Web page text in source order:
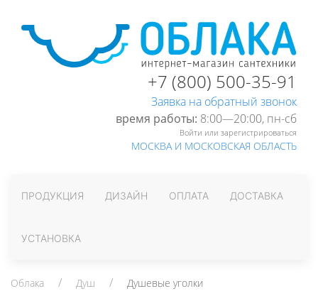
+7 (800) 500-35-91
Заявка на обратный звонок
время работы: 8:00—20:00, пн-cб
Войти или зарегистрироваться
МОСКВА И МОСКОВСКАЯ ОБЛАСТЬ
ПРОДУКЦИЯ ДИЗАЙН ОПЛАТА ДОСТАВКА
УСТАНОВКА
Облака Душ Душевые уголки